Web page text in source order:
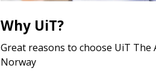
Why UiT?
Great reasons to choose UiT The
Norway